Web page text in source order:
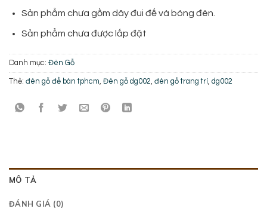
Sản phẩm chưa gồm dây đui đế và bóng đèn.
Sản phẩm chưa được lắp đặt
Danh mục: Đèn Gỗ
Thẻ: đèn gỗ để bàn tphcm, Đèn gỗ dg002, đèn gỗ trang trí, dg002
MÔ TẢ
ĐÁNH GIÁ (0)